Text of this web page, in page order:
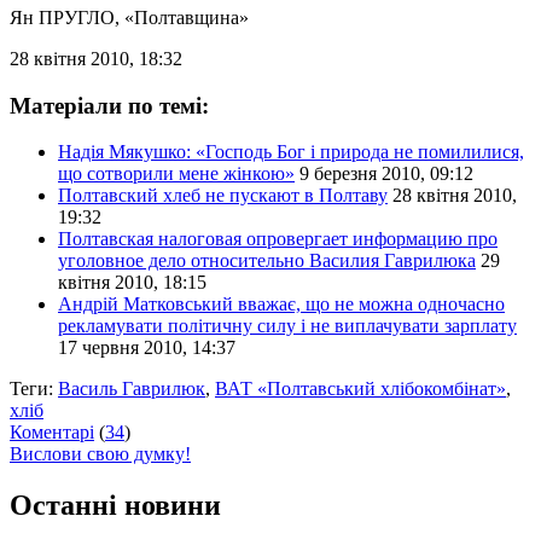
Ян ПРУГЛО, «Полтавщина»
28 квітня 2010, 18:32
Матеріали по темі:
Надія Мякушко: «Господь Бог і природа не помилилися,
що сотворили мене жінкою» 9 березня 2010, 09:12
Полтавский хлеб не пускают в Полтаву 28 квітня 2010,
19:32
Полтавская налоговая опровергает информацию про
уголовное дело относительно Василия Гаврилюка 29
квітня 2010, 18:15
Андрій Матковський вважає, що не можна одночасно
рекламувати політичну силу і не виплачувати зарплату
17 червня 2010, 14:37
Теги: Василь Гаврилюк, ВАТ «Полтавський хлібокомбінат»,
хліб
Коментарі (34)
Вислови свою думку!
Останні новини